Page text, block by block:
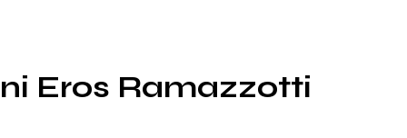
Eros Ramazzotti